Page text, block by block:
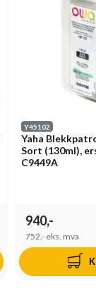
Y45102
Yaha
Sort (130ml),
C9449A
940,-
752,- eks. mva